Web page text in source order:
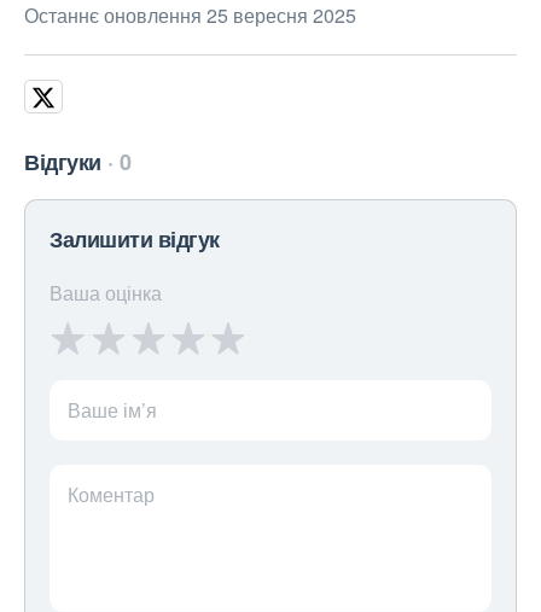
Останнє оновлення 25 вересня 2025
Відгуки 0
Залишити відгук
Ваша оцінка
Ваше ім’я
Коментар